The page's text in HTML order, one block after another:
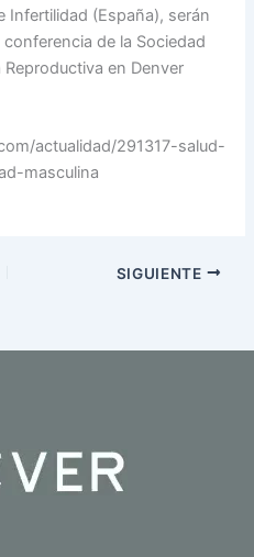
Infertilidad (España), serán
de la Sociedad
en Denver
actualidad/291317-salud-
masculina
SIGUIENTE